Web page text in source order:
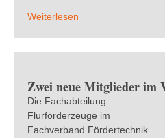
Weiterlesen
Zwei neue Mitglieder im
Die Fachabteilung
Flurförderzeuge im
Fachverband Fördertechnik